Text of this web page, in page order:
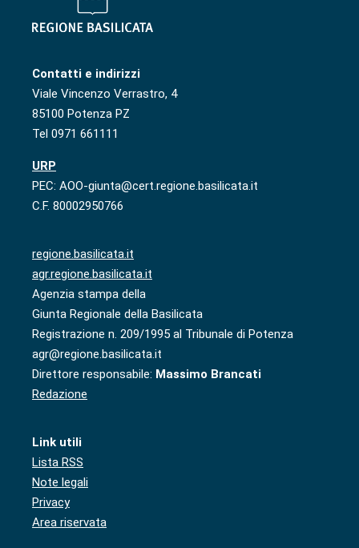
Contatti e indirizzi
Viale Vincenzo Verrastro, 4
85100 Potenza PZ
Tel 0971 661111
URP
PEC: AOO-giunta@cert.regione.basilicata.it
C.F. 80002950766
regione.basilicata.it
agr.regione.basilicata.it
Agenzia stampa della
Giunta Regionale della Basilicata
Registrazione n. 209/1995 al Tribunale di Potenza
agr@regione.basilicata.it
Direttore responsabile: Massimo Brancati
Redazione
Link utili
Lista RSS
Note legali
Privacy
Area riservata